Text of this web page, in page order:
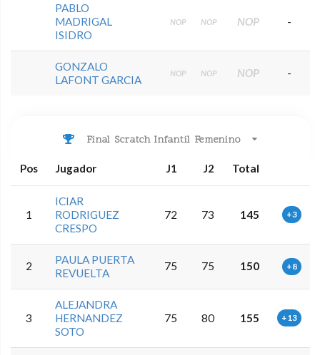
PABLO
MADRIGAL
ISIDRO
NOP NOP NOP -
GONZALO
LAFONT GARCIA
NOP NOP NOP -
Final Scratch Infantil Femenino
Pos Jugador J1 J2 Total
1
ICIAR
RODRIGUEZ
CRESPO
72 73 145 +3
2
PAULA PUERTA
REVUELTA
75 75 150 +8
3
ALEJANDRA
HERNANDEZ
SOTO
75 80 155 +13